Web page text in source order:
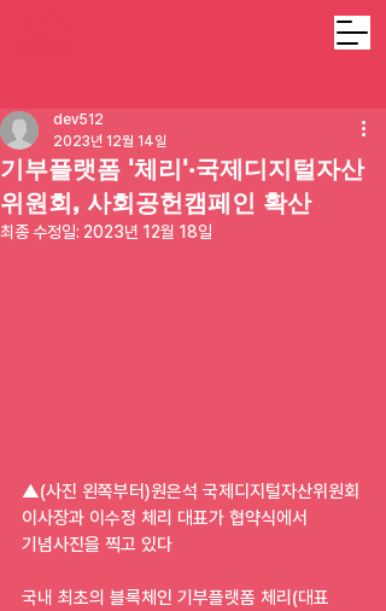
기부플랫폼 '체리'·국제디지털자산
위원회, 사회공헌캠페인 확산
dev512
2023년 12월 14일
최종 수정일: 2023년 12월 18일
▲(사진 왼쪽부터)원은석 국제디지털자산위원회
이사장과 이수정 체리 대표가 협약식에서
기념사진을 찍고 있다
국내 최초의 블록체인 기부플랫폼 체리(대표